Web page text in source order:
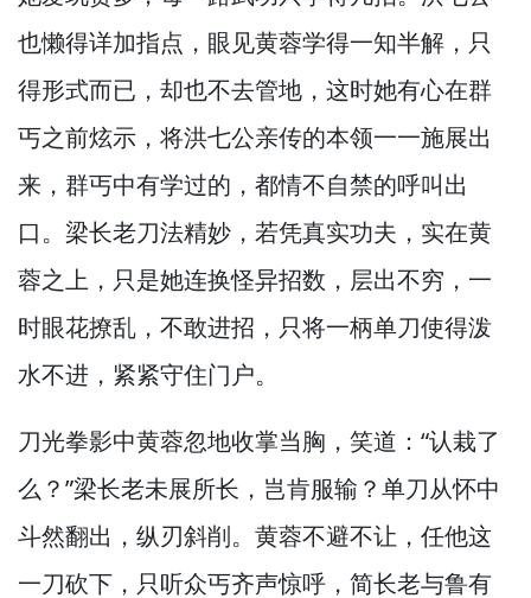
也懒得详加指点， 眼见黄蓉学得一知半解， 只
得形式而已， 却也不去管地， 这时她有心在群
丐之前炫示， 将洪七公亲传的本领一一施展出
来， 群丐中有学过的， 都情不自禁的呼叫出
口。 梁长老刀法精妙， 若凭真实功夫， 实在黄
蓉之上， 只是她连换怪异招数， 层出不穷， 一
时眼花撩乱， 不敢进招， 只将一柄单刀使得泼
水不进， 紧紧守住门户。
刀光拳影中黄蓉忽地收掌当胸， 笑道：“认栽了
么？”梁长老未展所长， 岂肯服输？单刀从怀中
斗然翻出， 纵刃斜削。 黄蓉不避不让， 任他这
一刀砍下， 只听众丐齐声惊呼， 简长老与鲁有